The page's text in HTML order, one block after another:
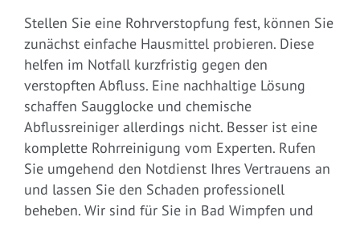
Stellen Sie eine Rohrverstopfung fest, können Sie
zunächst einfache Hausmittel probieren. Diese
helfen im Notfall kurzfristig gegen den
verstopften Abfluss. Eine nachhaltige Lösung
schaffen Saugglocke und chemische
Abflussreiniger allerdings nicht. Besser ist eine
komplette Rohrreinigung vom Experten. Rufen
Sie umgehend den Notdienst Ihres Vertrauens an
und lassen Sie den Schaden professionell
beheben. Wir sind für Sie in Bad Wimpfen und